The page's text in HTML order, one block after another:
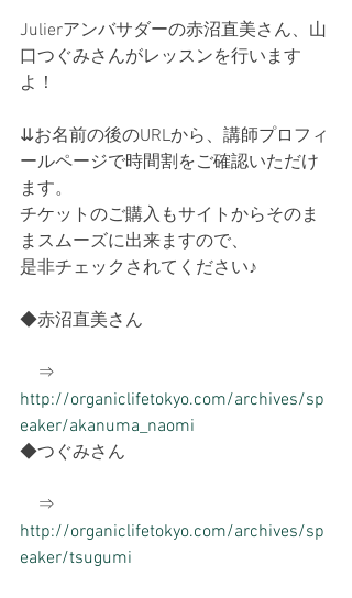
Julierアンバサダーの赤沼直美さん、山
口つぐみさんがレッスンを行います
よ！
⇊お名前の後のURLから、講師プロフィ
ールページで時間割をご確認いただけ
ます。
チケットのご購入もサイトからそのま
まスムーズに出来ますので、
是非チェックされてください♪
◆赤沼直美さん
⇒
http://organiclifetokyo.com/archives/sp
eaker/akanuma_naomi
◆つぐみさん
⇒
http://organiclifetokyo.com/archives/sp
eaker/tsugumi